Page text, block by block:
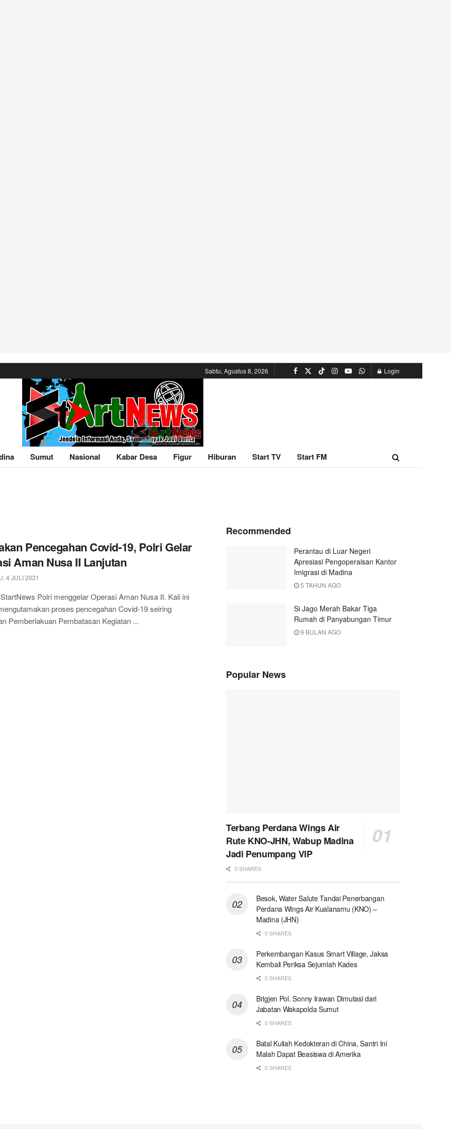
Sabtu, Agustus 8, 2026 Login
Sumut Nasional Kabar Desa Figur Hiburan Start TV Start FM
Pencegahan Covid-19, Polri Gelar
Aman Nusa II Lanjutan
4 JULI 2021
Polri menggelar Operasi Aman Nusa II. Kali ini
proses pencegahan Covid-19 seiring
Pemberlakuan Pembatasan Kegiatan ...
Recommended
Perantau di Luar Negeri
Apresiasi Pengoperaisan Kantor
Imigrasi di Madina
5 TAHUN AGO
Si Jago Merah Bakar Tiga
Rumah di Panyabungan Timur
9 BULAN AGO
Popular News
Terbang Perdana Wings Air
Rute KNO-JHN, Wabup Madina
Jadi Penumpang VIP
0 SHARES
Besok, Water Salute Tandai Penerbangan
Perdana Wings Air Kualanamu (KNO) –
Madina (JHN)
0 SHARES
Perkembangan Kasus Smart Village, Jaksa
Kembali Periksa Sejumlah Kades
0 SHARES
Brigjen Pol. Sonny Irawan Dimutasi dari
Jabatan Wakapolda Sumut
0 SHARES
Batal Kuliah Kedokteran di China, Santri Ini
Malah Dapat Beasiswa di Amerika
0 SHARES